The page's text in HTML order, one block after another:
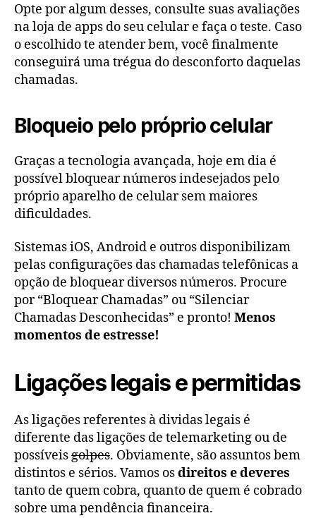
Opte por algum desses, consulte suas avaliações
na loja de apps do seu celular e faça o teste. Caso
o escolhido te atender bem, você finalmente
conseguirá uma trégua do desconforto daquelas
chamadas.
Bloqueio pelo próprio celular
Graças a tecnologia avançada, hoje em dia é
possível bloquear números indesejados pelo
próprio aparelho de celular sem maiores
dificuldades.
Sistemas iOS, Android e outros disponibilizam
pelas configurações das chamadas telefônicas a
opção de bloquear diversos números. Procure
por “Bloquear Chamadas” ou “Silenciar
Chamadas Desconhecidas” e pronto! Menos
momentos de estresse!
Ligações legais e permitidas
As ligações referentes à dividas legais é
diferente das ligações de telemarketing ou de
possíveisgolpes. Obviamente, são assuntos bem
distintos e sérios. Vamos osdireitos e deveres
tanto de quem cobra, quanto de quem é cobrado
sobre uma pendência financeira.